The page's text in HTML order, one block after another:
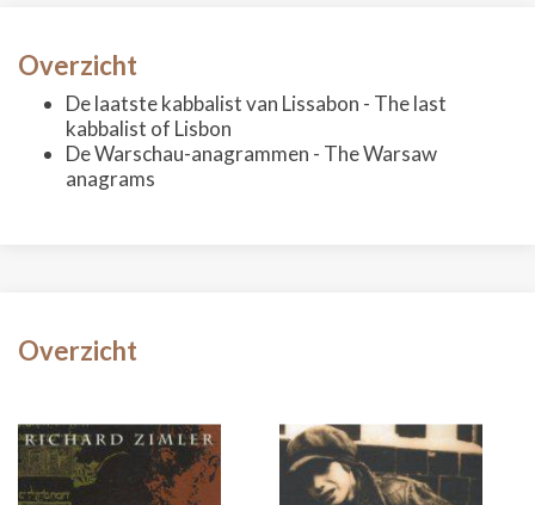
Overzicht
De laatste kabbalist van Lissabon - The last
kabbalist of Lisbon
De Warschau-anagrammen - The Warsaw
anagrams
Overzicht